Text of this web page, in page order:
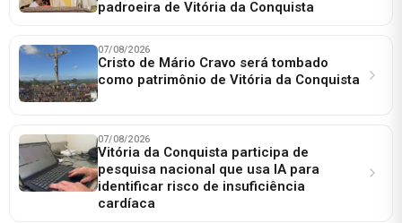
padroeira de Vitória da Conquista
07/08/2026
Cristo de Mário Cravo será tombado
como patrimônio de Vitória da Conquista
07/08/2026
Vitória da Conquista participa de
pesquisa nacional que usa IA para
identificar risco de insuficiência
cardíaca